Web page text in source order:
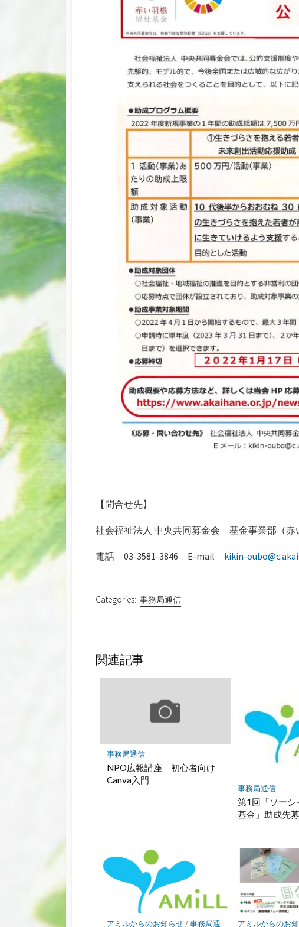
【問合せ先】
社会福祉法人 中央共同募金会 基金事業部（赤
電話 03-3581-3846 E-mail kikin-
Categories: 事務局通信
関連記事
事務局通信
NPO広報講座 初心者向け
Canva入門
事務局通信
第1回「ソーシ
基金」助成先
アミルからのお知らせ/事務局通 アミルからのお